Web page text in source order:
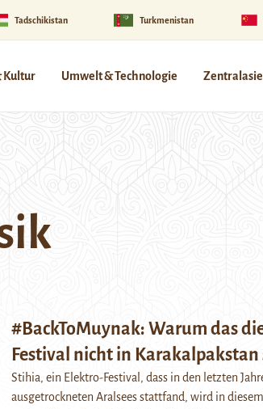
Tadschikistan Turkmenistan
Kultur Umwelt & Technologie
#BackToMuynak: Warum das
Festival nicht in
Stihia, ein Elektro-Festival, dass in den letzten
ausgetrockneten Aralsees stattfand, wird in